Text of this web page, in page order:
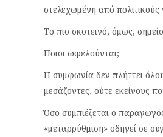
στελεχωμένη από
Το πιο σκοτεινό, όμως,
Ποιοι ωφελούνται;
Η συμφωνία δεν πλήττει
μεσάζοντες, ούτε εκείνους
Όσο συμπιέζεται ο
«μεταρρύθμιση» οδηγεί σε